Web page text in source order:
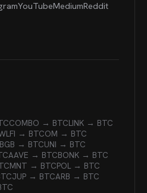
YouTubeMediumReddit
COMBO → BTCLINK → BTC
→ BTCOM → BTC
BGB → BTCUNI → BTC
AAVE → BTCBONK → BTC
MNT → BTCPOL → BTC
JUP → BTCARB → BTC